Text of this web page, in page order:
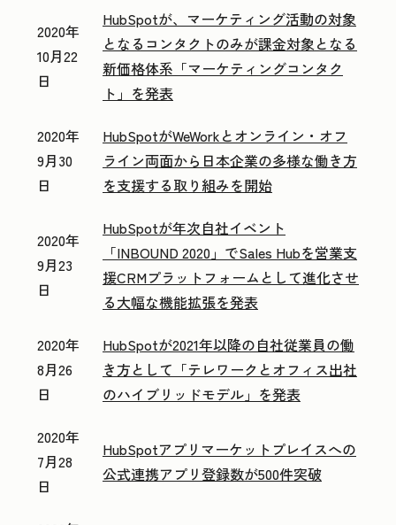
2020年
10月22
日
HubSpotが、マーケティング活動の対象
となるコンタクトのみが課金対象となる
新価格体系「マーケティングコンタク
ト」を発表
2020年
9月30
日
HubSpotがWeWorkとオンライン・オフ
ライン両面から日本企業の多様な働き方
を支援する取り組みを開始
2020年
9月23
日
HubSpotが年次自社イベント
「INBOUND 2020」でSales Hubを営業支
援CRMプラットフォームとして進化させ
る大幅な機能拡張を発表
2020年
8月26
日
HubSpotが2021年以降の自社従業員の働
き方として「テレワークとオフィス出社
のハイブリッドモデル」を発表
2020年
7月28
日
HubSpotアプリマーケットプレイスへの
公式連携アプリ登録数が500件突破